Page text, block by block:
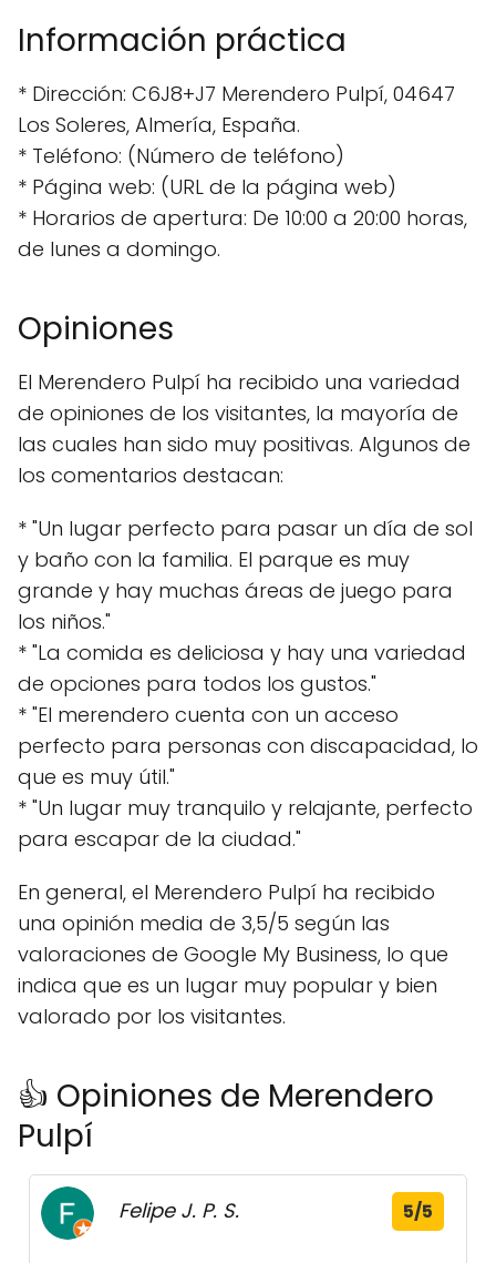
Información práctica
* Dirección: C6J8+J7 Merendero Pulpí, 04647
Los Soleres, Almería, España.
* Teléfono: (Número de teléfono)
* Página web: (URL de la página web)
* Horarios de apertura: De 10:00 a 20:00 horas,
de lunes a domingo.
Opiniones
El Merendero Pulpí ha recibido una variedad
de opiniones de los visitantes, la mayoría de
las cuales han sido muy positivas. Algunos de
los comentarios destacan:
* "Un lugar perfecto para pasar un día de sol
y baño con la familia. El parque es muy
grande y hay muchas áreas de juego para
los niños."
* "La comida es deliciosa y hay una variedad
de opciones para todos los gustos."
* "El merendero cuenta con un acceso
perfecto para personas con discapacidad, lo
que es muy útil."
* "Un lugar muy tranquilo y relajante, perfecto
para escapar de la ciudad."
En general, el Merendero Pulpí ha recibido
una opinión media de 3,5/5 según las
valoraciones de Google My Business, lo que
indica que es un lugar muy popular y bien
valorado por los visitantes.
👍 Opiniones de Merendero
Pulpí
Felipe J. P. S. 5/5